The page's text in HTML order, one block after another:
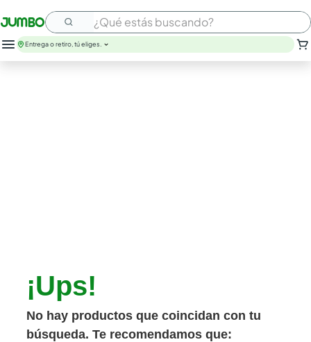
¿Qué estás buscando?
Entrega o retiro, tú eliges.
¡Ups!
No hay productos que coincidan con tu
búsqueda. Te recomendamos que: